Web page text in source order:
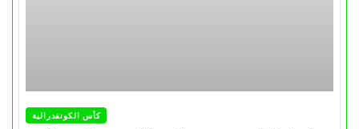
كأس الكونفدرالية